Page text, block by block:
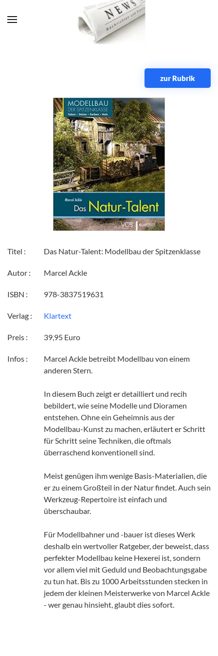
Zum Hauptinhalt springen
zur Rubrik
Titel : Das Natur-Talent: Modellbau der Spitzenklasse
Autor : Marcel Ackle
ISBN : 978-3837519631
Verlag : Klartext
Preis : 39,95 Euro
Infos :
Marcel Ackle betreibt Modellbau von einem
anderen Stern.
In diesem Buch zeigt er detailliert und recih
bebildert, wie seine Modelle und Dioramen
entstehen. Ohne ein Geheimnis aus der
Modellbau-Kunst zu machen, erläutert er Schritt
für Schritt seine Techniken, die oftmals
überraschend konventionell sind.
Meist genügen ihm wenige Basis-Materialien, die
er zu einem Großteil in der Natur findet. Auch sein
Werkzeug-Repertoire ist einfach und
überschaubar.
Für Modellbahner und -bauer ist dieses Werk
deshalb ein wertvoller Ratgeber, der beweist, dass
perfekter Modellbau keine Hexerei ist, sondern
vor allem viel mit Geduld und Beobachtungsgabe
zu tun hat. Bis zu 1000 Arbeitsstunden stecken in
jedem der kleinen Meisterwerke von Marcel Ackle
- wer genau hinsieht, glaubt dies sofort.